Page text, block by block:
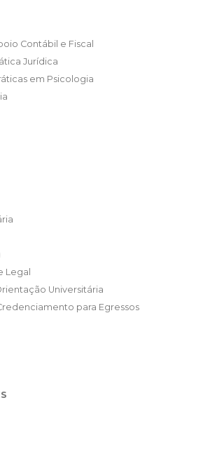
Contábil e Fiscal
Jurídica
em Psicologia
Legal
Universitária
para Egressos